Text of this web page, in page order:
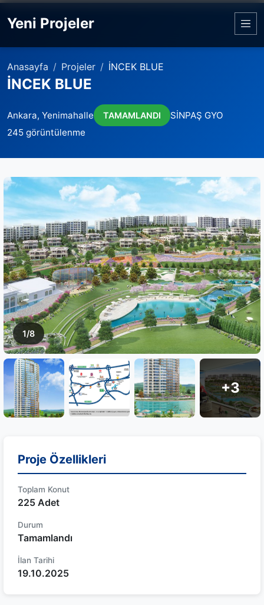
Yeni Projeler
Anasayfa Projeler İNCEK BLUE
İNCEK BLUE
Ankara, Yenimahalle TAMAMLANDI
SİNPAŞ GYO
245 görüntülenme
1/8
+3
Proje Özellikleri
Toplam Konut
225 Adet
Durum
Tamamlandı
İlan Tarihi
19.10.2025